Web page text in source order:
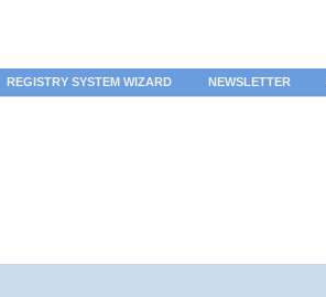
REGISTRY SYSTEM WIZARD NEWSLETTER